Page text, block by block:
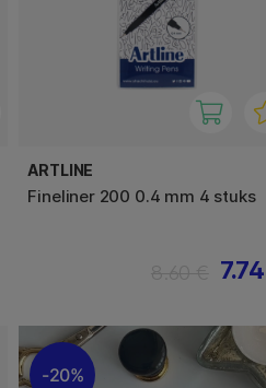
ARTLINE
Fineliner 200 0.4 mm 4 stuks
20%